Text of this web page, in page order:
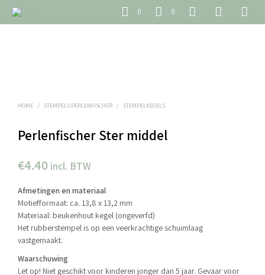
0 0
HOME / STEMPELS PERLENFISCHER / STEMPELKEGELS
Perlenfischer Ster middel
€4.40 incl. BTW
Afmetingen en materiaal
Motiefformaat: ca. 13,8 x 13,2 mm
Materiaal: beukenhout kegel (ongeverfd)
Het rubberstempel is op een veerkrachtige schuimlaag
vastgemaakt.
Waarschuwing
Let op! Niet geschikt voor kinderen jonger dan 5 jaar. Gevaar voor